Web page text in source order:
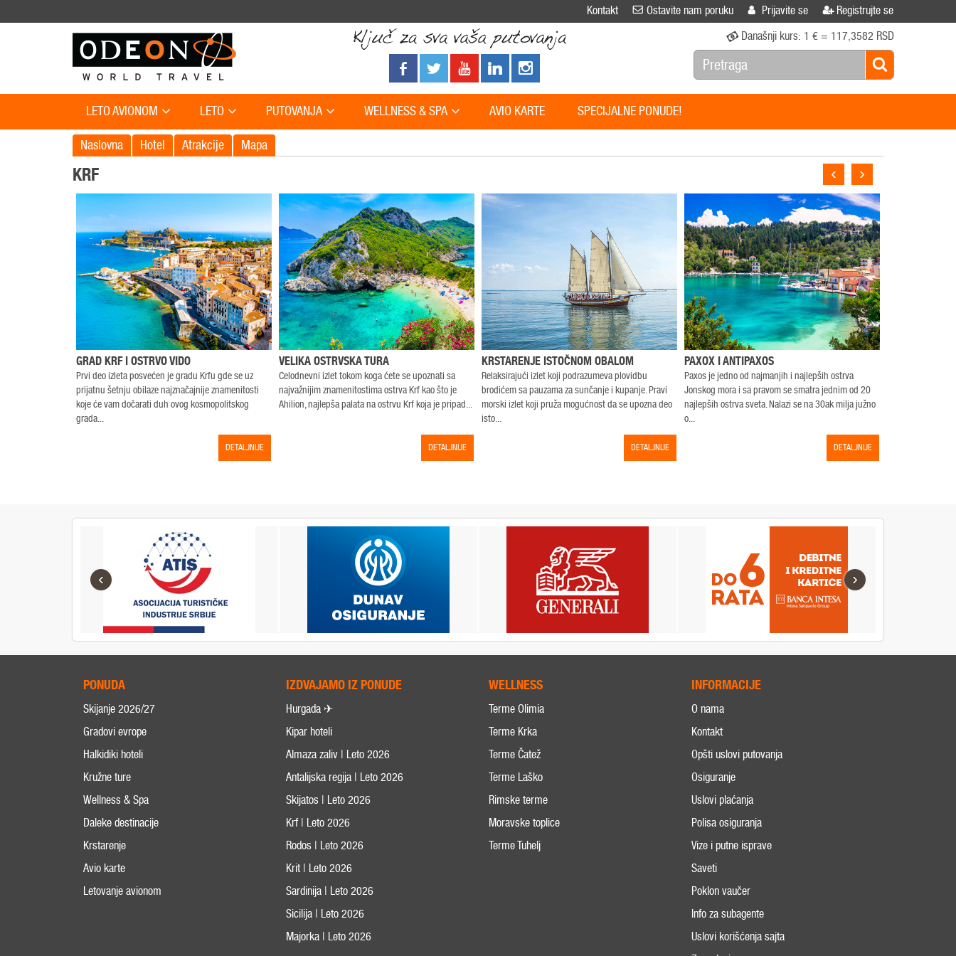
Kontakt Ostavite nam poruku Prijavite se Registrujte se
LETO AVIONOM LETO PUTOVANJA WELLNESS & SPA AVIO KARTE SPECIJALNE PONUDE!
Današnji kurs: 1 € = 117,3582 RSD
Naslovna Hotel Atrakcije Mapa
KRF
GRAD KRF I OSTRVO VIDO
Prvi deo izleta posvećen je gradu Krfu gde se uz
prijatnu šetnju obilaze najznačajnije znamenitosti
koje će vam dočarati duh ovog kosmopolitskog
grada...
DETALJNIJE
VELIKA OSTRVSKA TURA
Celodnevni izlet tokom koga ćete se upoznati sa
najvažnijim znamenitostima ostrva Krf kao što je
Ahilion, najlepša palata na ostrvu Krf koja je pripad...
DETALJNIJE
KRSTARENJE ISTOČNOM OBALOM
Relaksirajući izlet koji podrazumeva plovidbu
brodićem sa pauzama za sunčanje i kupanje. Pravi
morski izlet koji pruža mogućnost da se upozna deo
isto...
DETALJNIJE
PAXOX I ANTIPAXOS
Paxos je jedno od najmanjih i najlepših ostrva
Jonskog mora i sa pravom se smatra jednim od 20
najlepših ostrva sveta. Nalazi se na 30ak milja južno
o...
DETALJNIJE
‹ ›
‹ ›
PONUDA
Skijanje 2026/27
Gradovi evrope
Halkidiki hoteli
Kružne ture
Wellness & Spa
Daleke destinacije
Krstarenje
Avio karte
Letovanje avionom
IZDVAJAMO IZ PONUDE
Hurgada ✈
Kipar hoteli
Almaza zaliv | Leto 2026
Antalijska regija | Leto 2026
Skijatos | Leto 2026
Krf | Leto 2026
Rodos | Leto 2026
Krit | Leto 2026
Sardinija | Leto 2026
Sicilija | Leto 2026
Majorka | Leto 2026
WELLNESS
Terme Olimia
Terme Krka
Terme Čatež
Terme Laško
Rimske terme
Moravske toplice
Terme Tuhelj
INFORMACIJE
O nama
Kontakt
Opšti uslovi putovanja
Osiguranje
Uslovi plaćanja
Polisa osiguranja
Vize i putne isprave
Saveti
Poklon vaučer
Info za subagente
Uslovi korišćenja sajta